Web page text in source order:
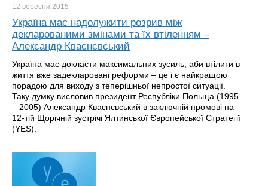
12 вересня 2015
Україна має надолужити розрив між
декларованими змінами та їх втіленням –
Александр Кваснєвський
Україна має докласти максимальних зусиль, аби втілити в
життя вже задекларовані реформи – це і є найкращою
порадою для виходу з теперішньої непростої ситуації.
Таку думку висловив президент Республіки Польща (1995
– 2005) Александр Кваснєвський в заключній промові на
12-тій Щорічній зустрічі Ялтинської Європейської Стратегії
(YES).